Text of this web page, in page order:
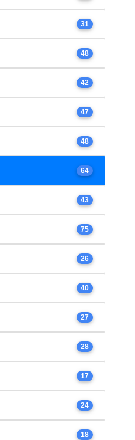
31
48
42
47
48
64
43
75
26
40
27
28
17
24
18